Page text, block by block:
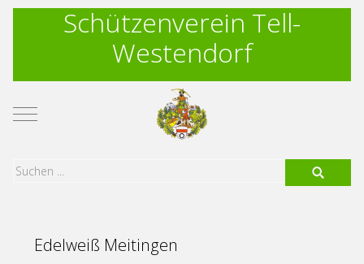
Schützenverein Tell-
Westendorf
Mobile Menu Toggle
Edelweiß Meitingen